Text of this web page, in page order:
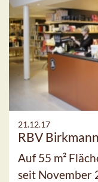
21.12.17
RBV
Auf 55 m²
seit November